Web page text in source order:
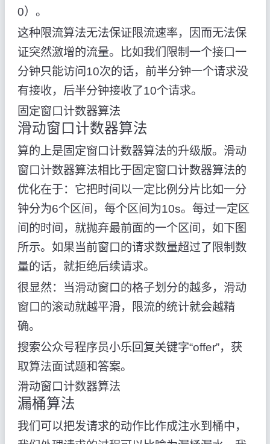
0）。
这种限流算法无法保证限流速率，因而无法保
证突然激增的流量。比如我们限制一个接口一
分钟只能访问10次的话，前半分钟一个请求没
有接收，后半分钟接收了10个请求。
固定窗口计数器算法
滑动窗口计数器算法
算的上是固定窗口计数器算法的升级版。滑动
窗口计数器算法相比于固定窗口计数器算法的
优化在于：它把时间以一定比例分片比如一分
钟分为6个区间，每个区间为10s。每过一定区
间的时间，就抛弃最前面的一个区间，如下图
所示。如果当前窗口的请求数量超过了限制数
量的话，就拒绝后续请求。
很显然：当滑动窗口的格子划分的越多，滑动
窗口的滚动就越平滑，限流的统计就会越精
确。
搜索公众号程序员小乐回复关键字“offer”，获
取算法面试题和答案。
滑动窗口计数器算法
漏桶算法
我们可以把发请求的动作比作成注水到桶中，